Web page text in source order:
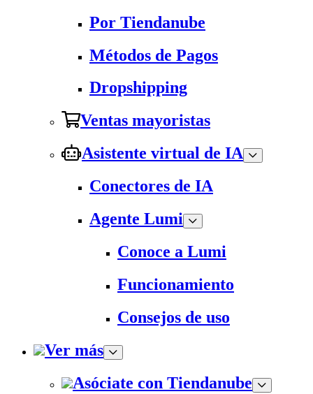
Por Tiendanube
Métodos de Pagos
Dropshipping
Ventas mayoristas
Asistente virtual de IA
Conectores de IA
Agente Lumi
Conoce a Lumi
Funcionamiento
Consejos de uso
Ver más
Asóciate con Tiendanube